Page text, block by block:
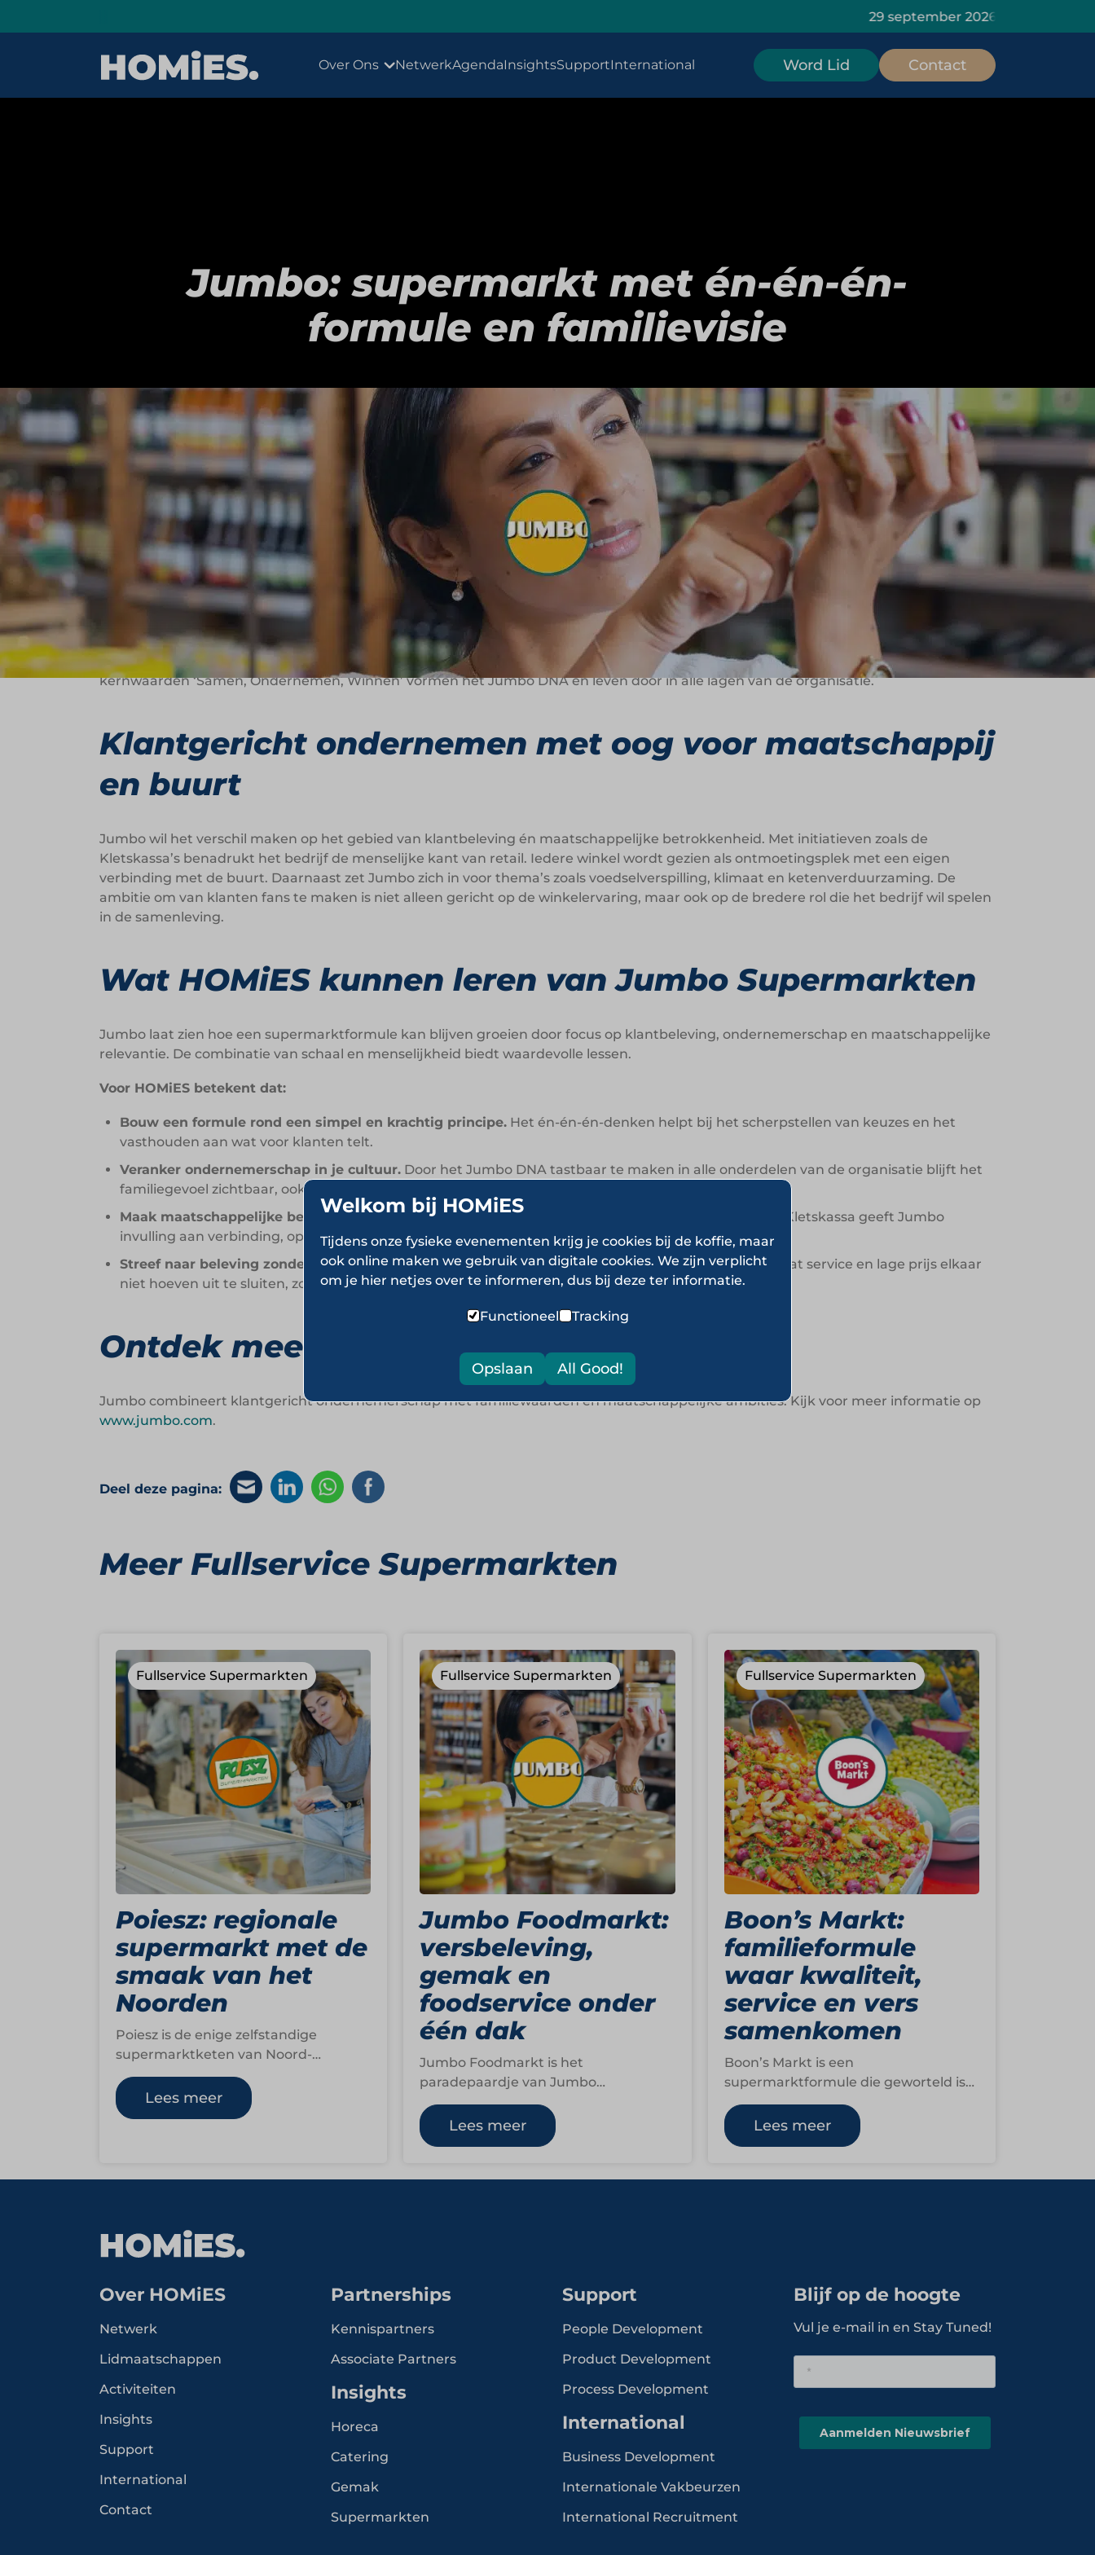
29 september 2026: HOMiES Masterclass
Over Ons NetwerkAgendaInsightsSupportInternational Word Lid Contact
Jumbo: supermarkt met én-én-én-
formule en familievisie
Jumbo is een supermarktformule die draait om het én-én-én-principe: klanten moeten niet hoeven kiezen tussen assortiment, service
of prijs. Sinds de opening van de eerste winkel in 1996 werkt het familiebedrijf aan een winkelformule waarin die drie elementen
samenkomen. Met ruim 700 winkels in Nederland en België wil Jumbo het dagelijks leven van klanten gemakkelijker, leuker en
voordeliger maken. Het doel is helder: niet alleen een goede supermarkt zijn, maar de meest geliefde.
Groeien vanuit ondernemerschap en familiewaarden
De basis van Jumbo ligt in de groothandel van de familie Van Eerd, gestart in 1921. Wat begon als een logistiek gedreven onderneming,
groeide uit tot een supermarktformule met een uitgesproken klantgerichte visie. Jumbo wil niet alleen marktpositie bouwen, maar
ook impact maken als familiebedrijf. Dat zie je terug in de ambities, het ondernemerschap en het streven naar continuïteit. De
kernwaarden ‘Samen, Ondernemen, Winnen’ vormen het Jumbo DNA en leven door in alle lagen van de organisatie.
Klantgericht ondernemen met oog voor maatschappij
en buurt
Jumbo wil het verschil maken op het gebied van klantbeleving én maatschappelijke betrokkenheid. Met initiatieven zoals de
Kletskassa’s benadrukt het bedrijf de menselijke kant van retail. Iedere winkel wordt gezien als ontmoetingsplek met een eigen
verbinding met de buurt. Daarnaast zet Jumbo zich in voor thema’s zoals voedselverspilling, klimaat en ketenverduurzaming. De
ambitie om van klanten fans te maken is niet alleen gericht op de winkelervaring, maar ook op de bredere rol die het bedrijf wil spelen
in de samenleving.
Wat HOMiES kunnen leren van Jumbo Supermarkten
Jumbo laat zien hoe een supermarktformule kan blijven groeien door focus op klantbeleving, ondernemerschap en maatschappelijke
relevantie. De combinatie van schaal en menselijkheid biedt waardevolle lessen.
Voor HOMiES betekent dat:
Bouw een formule rond een simpel en krachtig principe. Het én-én-én-denken helpt bij het scherpstellen van keuzes en het
vasthouden aan wat voor klanten telt.
Veranker ondernemerschap in je cultuur. Door het Jumbo DNA tastbaar te maken in alle onderdelen van de organisatie blijft het
familiegevoel zichtbaar, ook op grote schaal.
Maak maatschappelijke betrokkenheid praktisch. Met initiatieven zoals buurtgerichte acties en de Kletskassa geeft Jumbo
invulling aan verbinding, op een manier die past bij de winkelvloer.
Streef naar beleving zonder het betaalbaarheidsprincipe uit het oog te verliezen.Jumbo bewijst dat service en lage prijs elkaar
niet hoeven uit te sluiten, zolang het formulekompas helder is.
Ontdek meer over Jumbo Supermarkten
Jumbo combineert klantgericht ondernemerschap met familiewaarden en maatschappelijke ambities. Kijk voor meer informatie op
www.jumbo.com.
Deel deze pagina:
Meer Fullservice Supermarkten
Fullservice Supermarkten
Poiesz: regionale
supermarkt met de
smaak van het
Noorden
Poiesz is de enige zelfstandige
supermarktketen van Noord-
Nederland. Het familiebedrijf begon
in 1923 als kleine groentezaak in
Sneek en groeide…
Lees meer
Fullservice Supermarkten
Jumbo Foodmarkt:
versbeleving,
gemak en
foodservice onder
één dak
Jumbo Foodmarkt is het
paradepaardje van Jumbo
Supermarkten. In dit concept draait
alles om foodbeleving, vakmanschap
en innovatie. De formule…
Lees meer
Fullservice Supermarkten
Boon’s Markt:
familieformule
waar kwaliteit,
service en vers
samenkomen
Boon’s Markt is een
supermarktformule die geworteld is
in familiegeschiedenis en gebouwd is
op vertrouwen. Wat in 1888 begon
als…
Lees meer
Over HOMiES
Netwerk
Lidmaatschappen
Activiteiten
Insights
Support
International
Contact
Partnerships
Kennispartners
Associate Partners
Insights
Horeca
Catering
Gemak
Supermarkten
Support
People Development
Product Development
Process Development
International
Business Development
Internationale Vakbeurzen
International Recruitment
Blijf op de hoogte
Vul je e-mail in en Stay Tuned!
Welkom bij HOMiES
Tijdens onze fysieke evenementen krijg je cookies bij de koffie, maar
ook online maken we gebruik van digitale cookies. We zijn verplicht
om je hier netjes over te informeren, dus bij deze ter informatie.
Functioneel Tracking
Opslaan All Good!